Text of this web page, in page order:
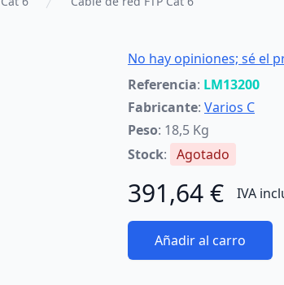
No hay opiniones; sé el
Referencia: LM13200
Fabricante: Varios C
Peso: 18,5 Kg
Stock: Agotado
391,64 € IVA
Añadir al carro